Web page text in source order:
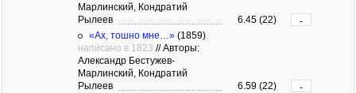
Марлинский, Кондратий
Рылеев
6.45 (22)
-
«Ах, тошно мне…» (1859)
написано в 1823 //Авторы:
Александр Бестужев-
Марлинский, Кондратий
Рылеев
6.59 (22)
-